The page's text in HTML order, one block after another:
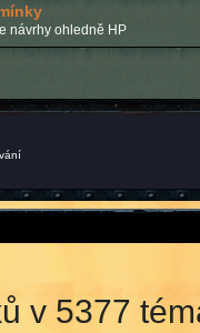
návrhy ohledně HP
v 5377